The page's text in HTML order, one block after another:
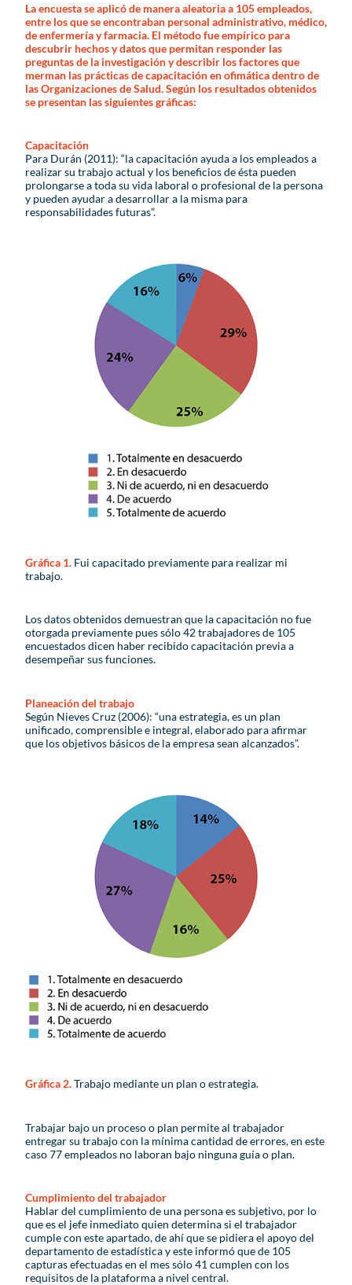
La encuesta se aplicó de manera aleatoria a 105 empleados,
entre los que se encontraban personal administrativo, médico,
de enfermería y farmacia. El método fue empírico para
descubrir hechos y datos que permitan responder las
preguntas de la investigación y describir los factores que
merman las prácticas de capacitación en ofimática dentro de
las Organizaciones de Salud. Según los resultados obtenidos
se presentan las siguientes gráficas:
Capacitación
Para Durán (2011): “la capacitación ayuda a los empleados a
realizar su trabajo actual y los beneficios de ésta pueden
prolongarse a toda su vida laboral o profesional de la persona
y pueden ayudar a desarrollar a la misma para
responsabilidades futuras”.
Gráfica 1.Fui capacitado previamente para realizar mi
trabajo.
Los datos obtenidos demuestran que la capacitación no fue
otorgada previamente pues sólo 42 trabajadores de 105
encuestados dicen haber recibido capacitación previa a
desempeñar sus funciones.
Planeación del trabajo
Según Nieves Cruz (2006): “una estrategia, es un plan
unificado, comprensible e integral, elaborado para afirmar
que los objetivos básicos de la empresa sean alcanzados”.
Gráfica 2.Trabajo mediante un plan o estrategia.
Trabajar bajo un proceso o plan permite al trabajador
entregar su trabajo con la mínima cantidad de errores, en este
caso 77 empleados no laboran bajo ninguna guía o plan.
Cumplimiento del trabajador
Hablar del cumplimiento de una persona es subjetivo, por lo
que es el jefe inmediato quien determina si el trabajador
cumple con este apartado, de ahí que se pidiera el apoyo del
departamento de estadística y este informó que de 105
capturas efectuadas en el mes sólo 41 cumplen con los
requisitos de la plataforma a nivel central.